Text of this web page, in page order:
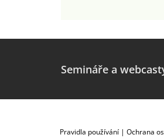
Semináře a
Pravidla používání | Ochrana